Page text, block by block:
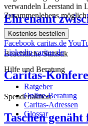
Ehrenamt
Eigennutz
Beachtliche Statistik
Caritas-
Spendenaktion
Taschen
verwandeln Leerstand in
Zusammenlebens
Kostenlos bestellen
Facebook caritas.de
Linkedin caritas.de
Hilfe und Beratung
Ratgeber
Online-Beratung
Caritas-Adressen
Glossar